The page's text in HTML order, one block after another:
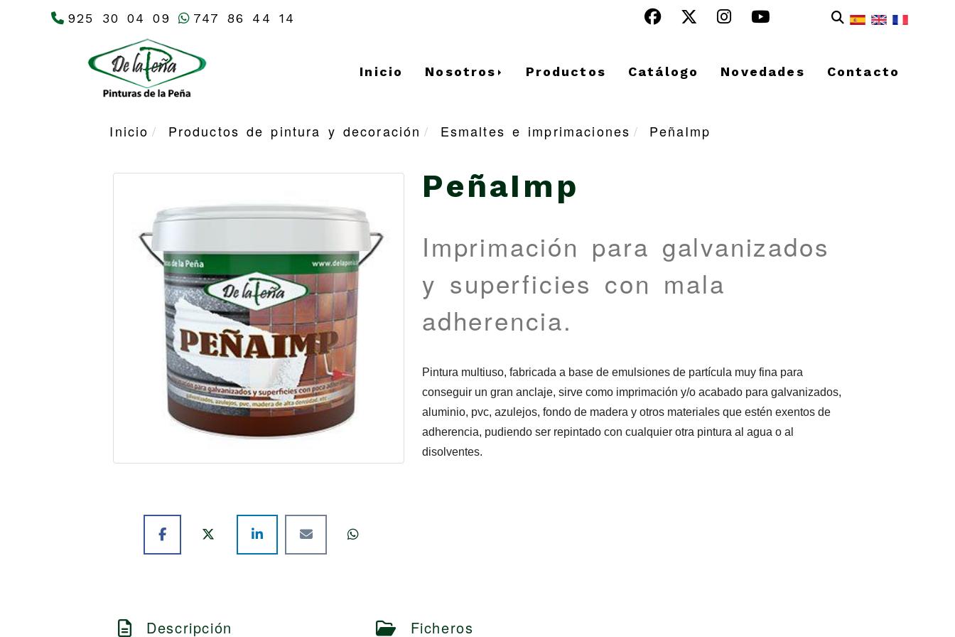
925 30 04 09 747 86 44 14
Inicio Nosotros Productos Catálogo Novedades Contacto
Inicio Productos de pintura y decoración Esmaltes e imprimaciones PeñaImp
PeñaImp
Imprimación para galvanizados
y superficies con mala
adherencia.
Pintura multiuso, fabricada a base de emulsiones de partícula muy fina para
conseguir un gran anclaje, sirve como imprimación y/o acabado para galvanizados,
aluminio, pvc, azulejos, fondo de madera y otros materiales que estén exentos de
adherencia, pudiendo ser repintado con cualquier otra pintura al agua o al
disolventes.
Descripción Ficheros